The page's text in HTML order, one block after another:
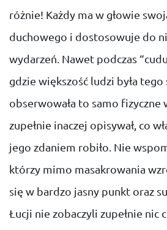
różnie! Każdy ma w głowie
duchowego i dostosowuje do
wydarzeń. Nawet podczas
gdzie większość ludzi była
obserwowała to samo fizyczne
zupełnie inaczej opisywał, co
jego zdaniem robiło. Nie
którzy mimo masakrowania
się w bardzo jasny punkt oraz
Łucji nie zobaczyli zupełnie nic